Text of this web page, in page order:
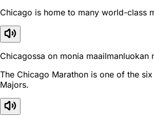
Chicago is home to many world-class
Chicagossa on monia maailmanluokan
The Chicago Marathon is one of the
Majors.